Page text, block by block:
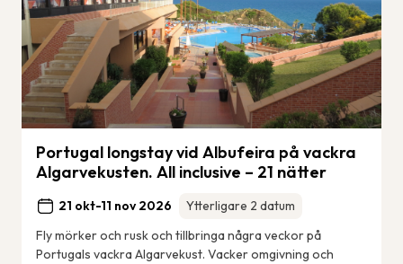
Portugal longstay vid Albufeira på vackra
Algarvekusten. All inclusive – 21 nätter
21 okt-11 nov 2026
Ytterligare 2 datum
Fly mörker och rusk och tillbringa några veckor på
Portugals vackra Algarvekust. Vacker omgivning och